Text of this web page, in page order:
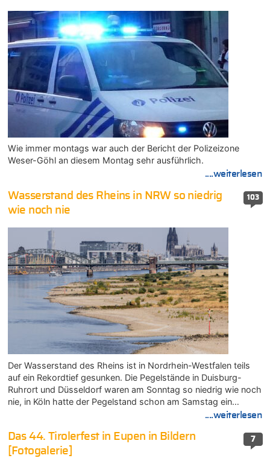
Wie immer montags war auch der Bericht der Polizeizone
Weser-Göhl an diesem Montag sehr ausführlich.
....weiterlesen
103
Wasserstand des Rheins in NRW so niedrig
wie noch nie
Der Wasserstand des Rheins ist in Nordrhein-Westfalen teils
auf ein Rekordtief gesunken. Die Pegelstände in Duisburg-
Ruhrort und Düsseldorf waren am Sonntag so niedrig wie noch
nie, in Köln hatte der Pegelstand schon am Samstag ein…
....weiterlesen
7
Das 44. Tirolerfest in Eupen in Bildern
[Fotogalerie]